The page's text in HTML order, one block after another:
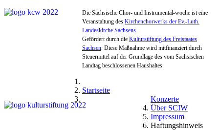
Die Sächsische Chor- und Instrumental-woche ist eine
Veranstaltung des Kirchenchorwerks der Ev.-Luth.
Landeskirche Sachsens.
Gefördert durch die Kulturstiftung des Freistaates
Sachsen. Diese Maßnahme wird mitfinanziert durch
Steuermittel auf der Grundlage des vom Sächsischen
Landtag beschlossenen Haushaltes.
Startseite
Konzerte
Über SCIW
Impressum
Haftungshinweis